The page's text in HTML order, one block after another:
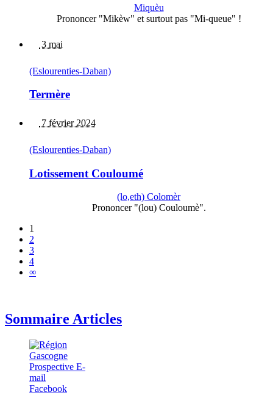
Miquèu
Prononcer "Mikèw" et surtout pas "Mi-queue" !
3 mai
(Eslourenties-Daban)
Termère
7 février 2024
(Eslourenties-Daban)
Lotissement Couloumé
(lo,eth) Colomèr
Prononcer "(lou) Couloumè".
1
2
3
4
∞
Sommaire Articles